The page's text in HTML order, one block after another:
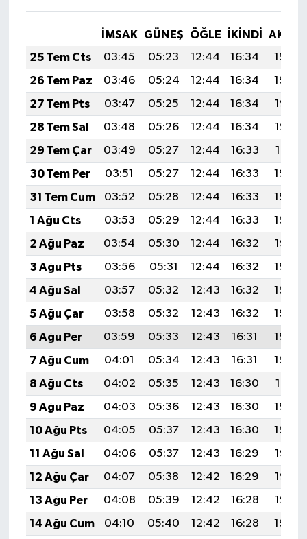
İMSAK GÜNEŞ ÖĞLE İKINDI
25 Tem Cts
03:45 05:23 12:44 16:34
19:54
26 Tem Paz
03:46 05:24 12:44 16:34
19:54
27 Tem Pts
03:47 05:25 12:44 16:34
19:53
28 Tem Sal
03:48 05:26 12:44 16:34
19:52
29 Tem Çar
03:49 05:27 12:44 16:33
19:51
30 Tem Per
03:51 05:27 12:44 16:33
19:50
31 Tem Cum
03:52 05:28 12:44 16:33
19:49
1 Ağu Cts
03:53 05:29 12:44 16:33
19:48
2 Ağu Paz
03:54 05:30 12:44 16:32
19:47
3 Ağu Pts
03:56 05:31 12:44 16:32
19:46
4 Ağu Sal
03:57 05:32 12:43 16:32
19:45
5 Ağu Çar
03:58 05:32 12:43 16:32
19:44
6 Ağu Per
03:59 05:33 12:43 16:31
19:43
7 Ağu Cum
04:01 05:34 12:43 16:31
19:42
8 Ağu Cts
04:02 05:35 12:43 16:30
19:41
9 Ağu Paz
04:03 05:36 12:43 16:30
19:40
10 Ağu Pts
04:05 05:37 12:43 16:30
19:39
11 Ağu Sal
04:06 05:37 12:43 16:29
19:38
12 Ağu Çar
04:07 05:38 12:42 16:29
19:37
13 Ağu Per
04:08 05:39 12:42 16:28
19:35
14 Ağu Cum
04:10 05:40 12:42 16:28
19:34